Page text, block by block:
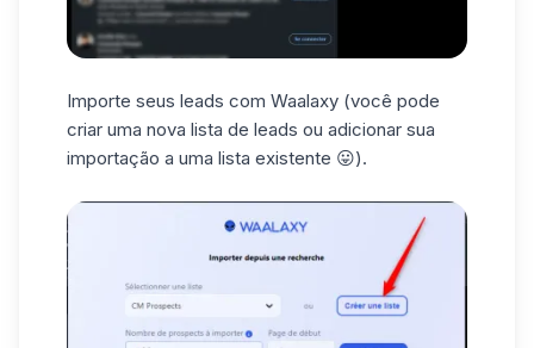
Importe seus leads com Waalaxy (você pode
criar uma nova lista de leads ou adicionar sua
importação a uma lista existente 😛).